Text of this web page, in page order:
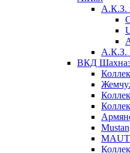
А.К.З.
А.К.З.
ВКД